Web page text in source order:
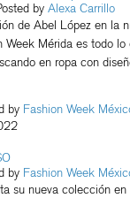
by Alexa Carrillo
de Abel López en la
Week Mérida es todo lo
en ropa con
by Fashion Week
by Fashion Week
su nueva colección